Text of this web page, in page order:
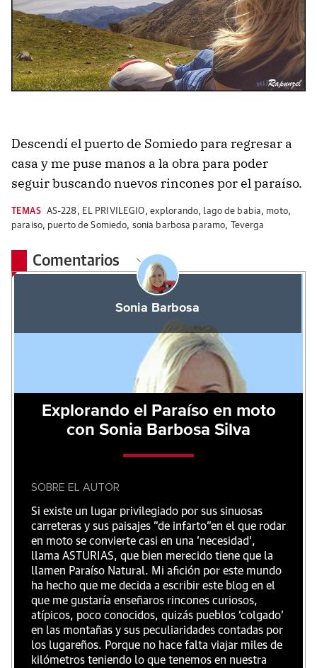
Descendí el puerto de Somiedo para regresar a
casa y me puse manos a la obra para poder
seguir buscando nuevos rincones por el paraíso.
TEMAS AS-228, EL PRIVILEGIO, explorando, lago de babia, moto,
paraiso, puerto de Somiedo, sonia barbosa paramo, Teverga
Comentarios
Sonia Barbosa
Explorando el Paraíso en moto
con Sonia Barbosa Silva
SOBRE EL AUTOR
Si existe un lugar privilegiado por sus sinuosas
carreteras y sus paisajes "de infarto"en el que rodar
en moto se convierte casi en una 'necesidad',
llama ASTURIAS, que bien merecido tiene que la
llamen Paraíso Natural. Mi afición por este mundo
ha hecho que me decida a escribir este blog en el
que me gustaría enseñaros rincones curiosos,
atípicos, poco conocidos, quizás pueblos 'colgado'
en las montañas y sus peculiaridades contadas por
los lugareños. Porque no hace falta viajar miles de
kilómetros teniendo lo que tenemos en nuestra